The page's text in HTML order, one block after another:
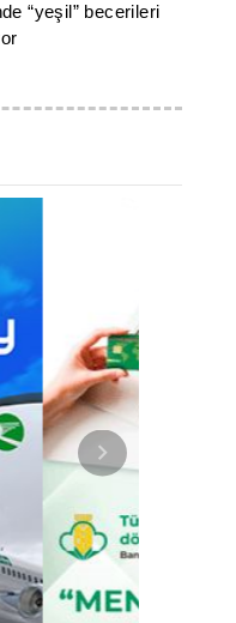
“yeşil” becerileri